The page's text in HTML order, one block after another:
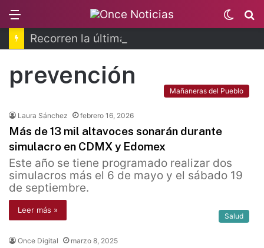
Switch
skin
prevención
Mañaneras del Pueblo
Laura Sánchez febrero 16, 2026
Más de 13 mil altavoces sonarán durante
simulacro en CDMX y Edomex
Este año se tiene programado realizar dos
simulacros más el 6 de mayo y el sábado 19
de septiembre.
Leer más »
Salud
Once Digital marzo 8, 2025